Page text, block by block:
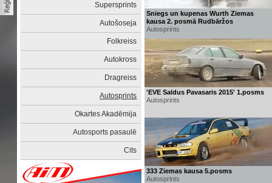
Supersprints
Autošoseja
Folkreiss
Autokross
Dragreiss
Autosprints
Okartes Akadēmija
Autosports pasaulē
Cits
Sniegs un kupenas Wurth Ziemas
kausa 2. posmā Rudbāržos
Autosprints
'EVE Saldus Pavasaris 2015' 1.posms
Autosprints
333 Ziemas kausa 5.posms
Autosprints